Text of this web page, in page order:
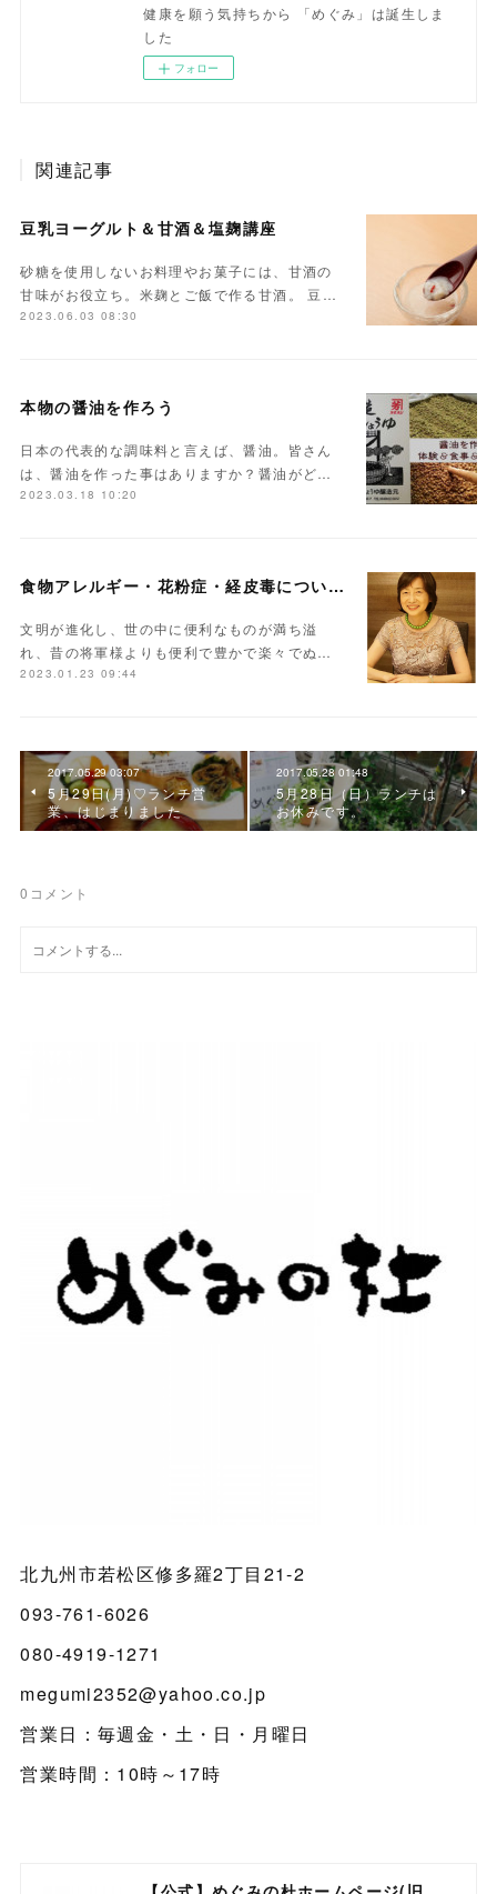
健康を願う気持ちから 「めぐみ」は誕生しま
した
フォロー
関連記事
豆乳ヨーグルト＆甘酒＆塩麹講座
砂糖を使用しないお料理やお菓子には、甘酒の
甘味がお役立ち。米麹とご飯で作る甘酒。 豆…
2023.06.03 08:30
本物の醤油を作ろう
日本の代表的な調味料と言えば、醤油。皆さん
は、醤油を作った事はありますか？醤油がど…
2023.03.18 10:20
食物アレルギー・花粉症・経皮毒について学んでみませんか？
文明が進化し、世の中に便利なものが満ち溢
れ、昔の将軍様よりも便利で豊かで楽々でぬ…
2023.01.23 09:44
2017.05.29 03:07
5月29日(月)♡ランチ営
業、はじまりました
2017.05.28 01:48
5月28日（日）ランチは
お休みです。
0 コメント
北九州市若松区修多羅2丁目21-2
093-761-6026
080-4919-1271
megumi2352@yahoo.co.jp
営業日：毎週金・土・日・月曜日
営業時間：10時～17時